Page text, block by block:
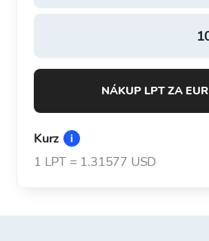
NÁKUP LPT ZA EUR
Kurz
1 LPT = 1.31577 USD